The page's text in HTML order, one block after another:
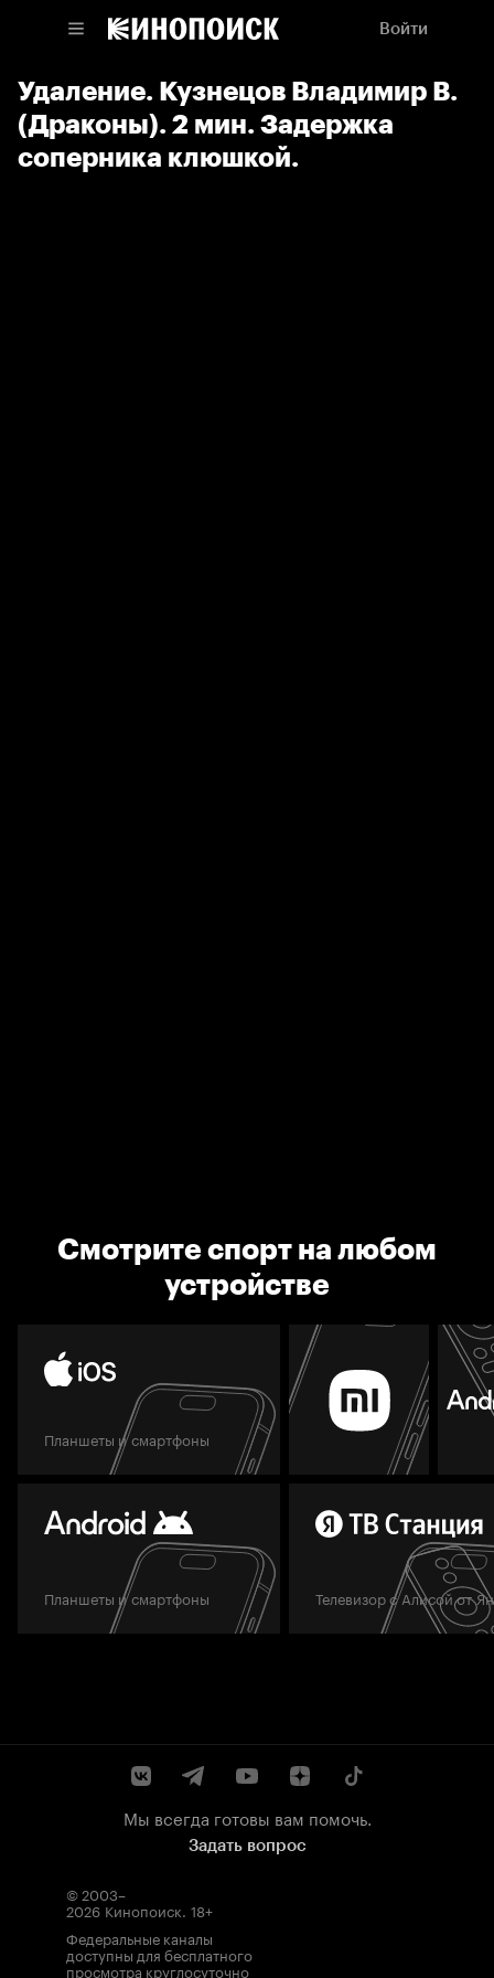
Войти
Удаление. Кузнецов Владимир В.
(Драконы). 2 мин. Задержка
соперника клюшкой.
Смотрите спорт на любом
устройстве
Планшеты и смартфоны
Планшеты и смартфоны Телевизор с Алисой от
Мы всегда готовы вам помочь.
Задать вопрос
© 2003–
2026 Кинопоиск. 18+
Федеральные каналы
доступны для бесплатного
просмотра круглосуточно